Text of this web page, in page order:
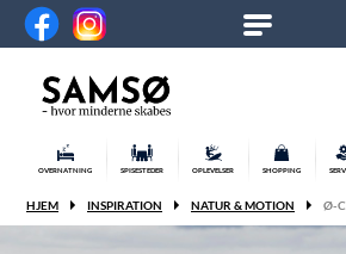
OVERNATNING SPISESTEDER OPLEVELSER SHOPPING
HJEM INSPIRATION NATUR & MOTION Ø-